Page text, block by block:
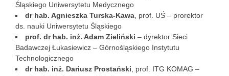
Śląskiego Uniwersytetu Medycznego
dr hab. Agnieszka Turska-Kawa , prof. UŚ – prorektor
ds. nauki Uniwersytetu Śląskiego
prof. dr hab. inż. Adam Zieliński – dyrektor Sieci
Badawczej Łukasiewicz – Górnośląskiego Instytutu
Technologicznego
dr hab. inż. Dariusz Prostański , prof. ITG KOMAG –